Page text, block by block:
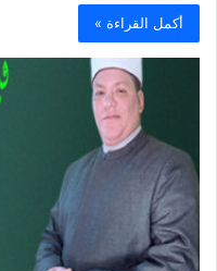
أكمل القراءة »